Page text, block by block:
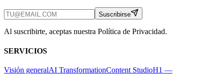
Suscribirse
Al suscribirte, aceptas nuestra Política de Privacidad.
SERVICIOS
Visión generalAI TransformationContent StudioH1 —